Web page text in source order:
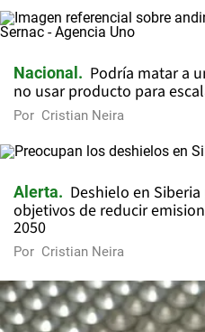
Nacional
Podría matar a
no usar producto para
Por Cristian Neira
Alerta
Deshielo en
objetivos de reducir
2050
Por Cristian Neira